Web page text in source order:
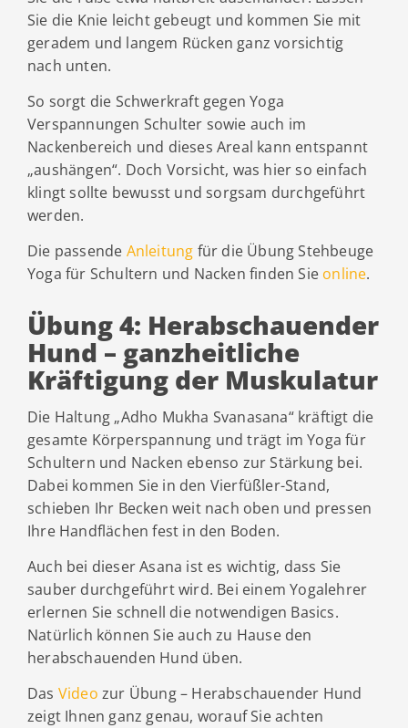
Sie die Knie leicht gebeugt und kommen Sie mit
geradem und langem Rücken ganz vorsichtig
nach unten.
So sorgt die Schwerkraft gegen Yoga
Verspannungen Schulter sowie auch im
Nackenbereich und dieses Areal kann entspannt
„aushängen“. Doch Vorsicht, was hier so einfach
klingt sollte bewusst und sorgsam durchgeführt
werden.
Die passende Anleitung für die Übung Stehbeuge
Yoga für Schultern und Nacken finden Sie online.
Übung 4: Herabschauender
Hund – ganzheitliche
Kräftigung der Muskulatur
Die Haltung „Adho Mukha Svanasana“ kräftigt die
gesamte Körperspannung und trägt im Yoga für
Schultern und Nacken ebenso zur Stärkung bei.
Dabei kommen Sie in den Vierfüßler-Stand,
schieben Ihr Becken weit nach oben und pressen
Ihre Handflächen fest in den Boden.
Auch bei dieser Asana ist es wichtig, dass Sie
sauber durchgeführt wird. Bei einem Yogalehrer
erlernen Sie schnell die notwendigen Basics.
Natürlich können Sie auch zu Hause den
herabschauenden Hund üben.
Das Video zur Übung – Herabschauender Hund
zeigt Ihnen ganz genau, worauf Sie achten